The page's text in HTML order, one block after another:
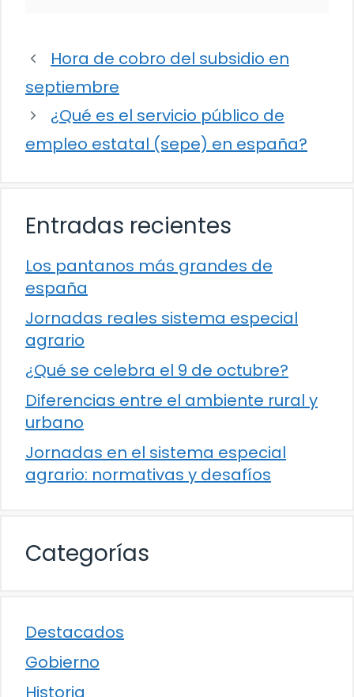
Hora de cobro del subsidio en
septiembre
¿Qué es el servicio público de
empleo estatal (sepe) en españa?
Entradas recientes
Los pantanos más grandes de
españa
Jornadas reales sistema especial
agrario
¿Qué se celebra el 9 de octubre?
Diferencias entre el ambiente rural y
urbano
Jornadas en el sistema especial
agrario: normativas y desafíos
Categorías
Destacados
Gobierno
Historia